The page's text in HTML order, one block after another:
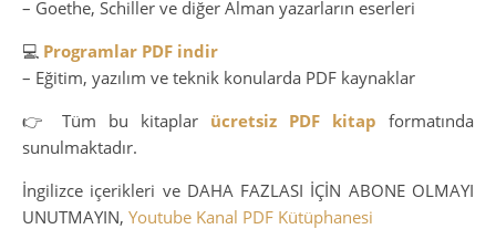
– Goethe, Schiller ve diğer Alman yazarların eserleri
💻 Programlar PDF indir
– Eğitim, yazılım ve teknik konularda PDF kaynaklar
👉 Tüm bu kitaplar ücretsiz PDF kitap formatında
sunulmaktadır.
İngilizce içerikleri ve DAHA FAZLASI İÇİN ABONE OLMAYI
UNUTMAYIN, Youtube Kanal PDF Kütüphanesi